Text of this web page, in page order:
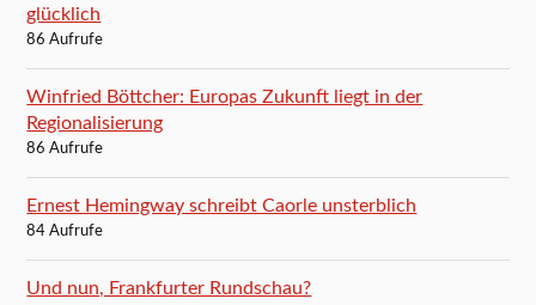
glücklich
86 Aufrufe
Winfried Böttcher: Europas Zukunft liegt in der
Regionalisierung
86 Aufrufe
Ernest Hemingway schreibt Caorle unsterblich
84 Aufrufe
Und nun, Frankfurter Rundschau?